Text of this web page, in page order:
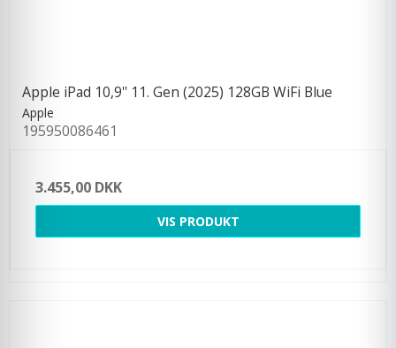
Apple iPad 10,9'' 11. Gen (2025) 128GB WiFi Blue
Apple
195950086461
3.455,00 DKK
VIS PRODUKT